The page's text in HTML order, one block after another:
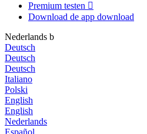
Premium testen 
Download de app download
Nederlands b
Deutsch
Deutsch
Deutsch
Italiano
Polski
English
English
Nederlands
Español